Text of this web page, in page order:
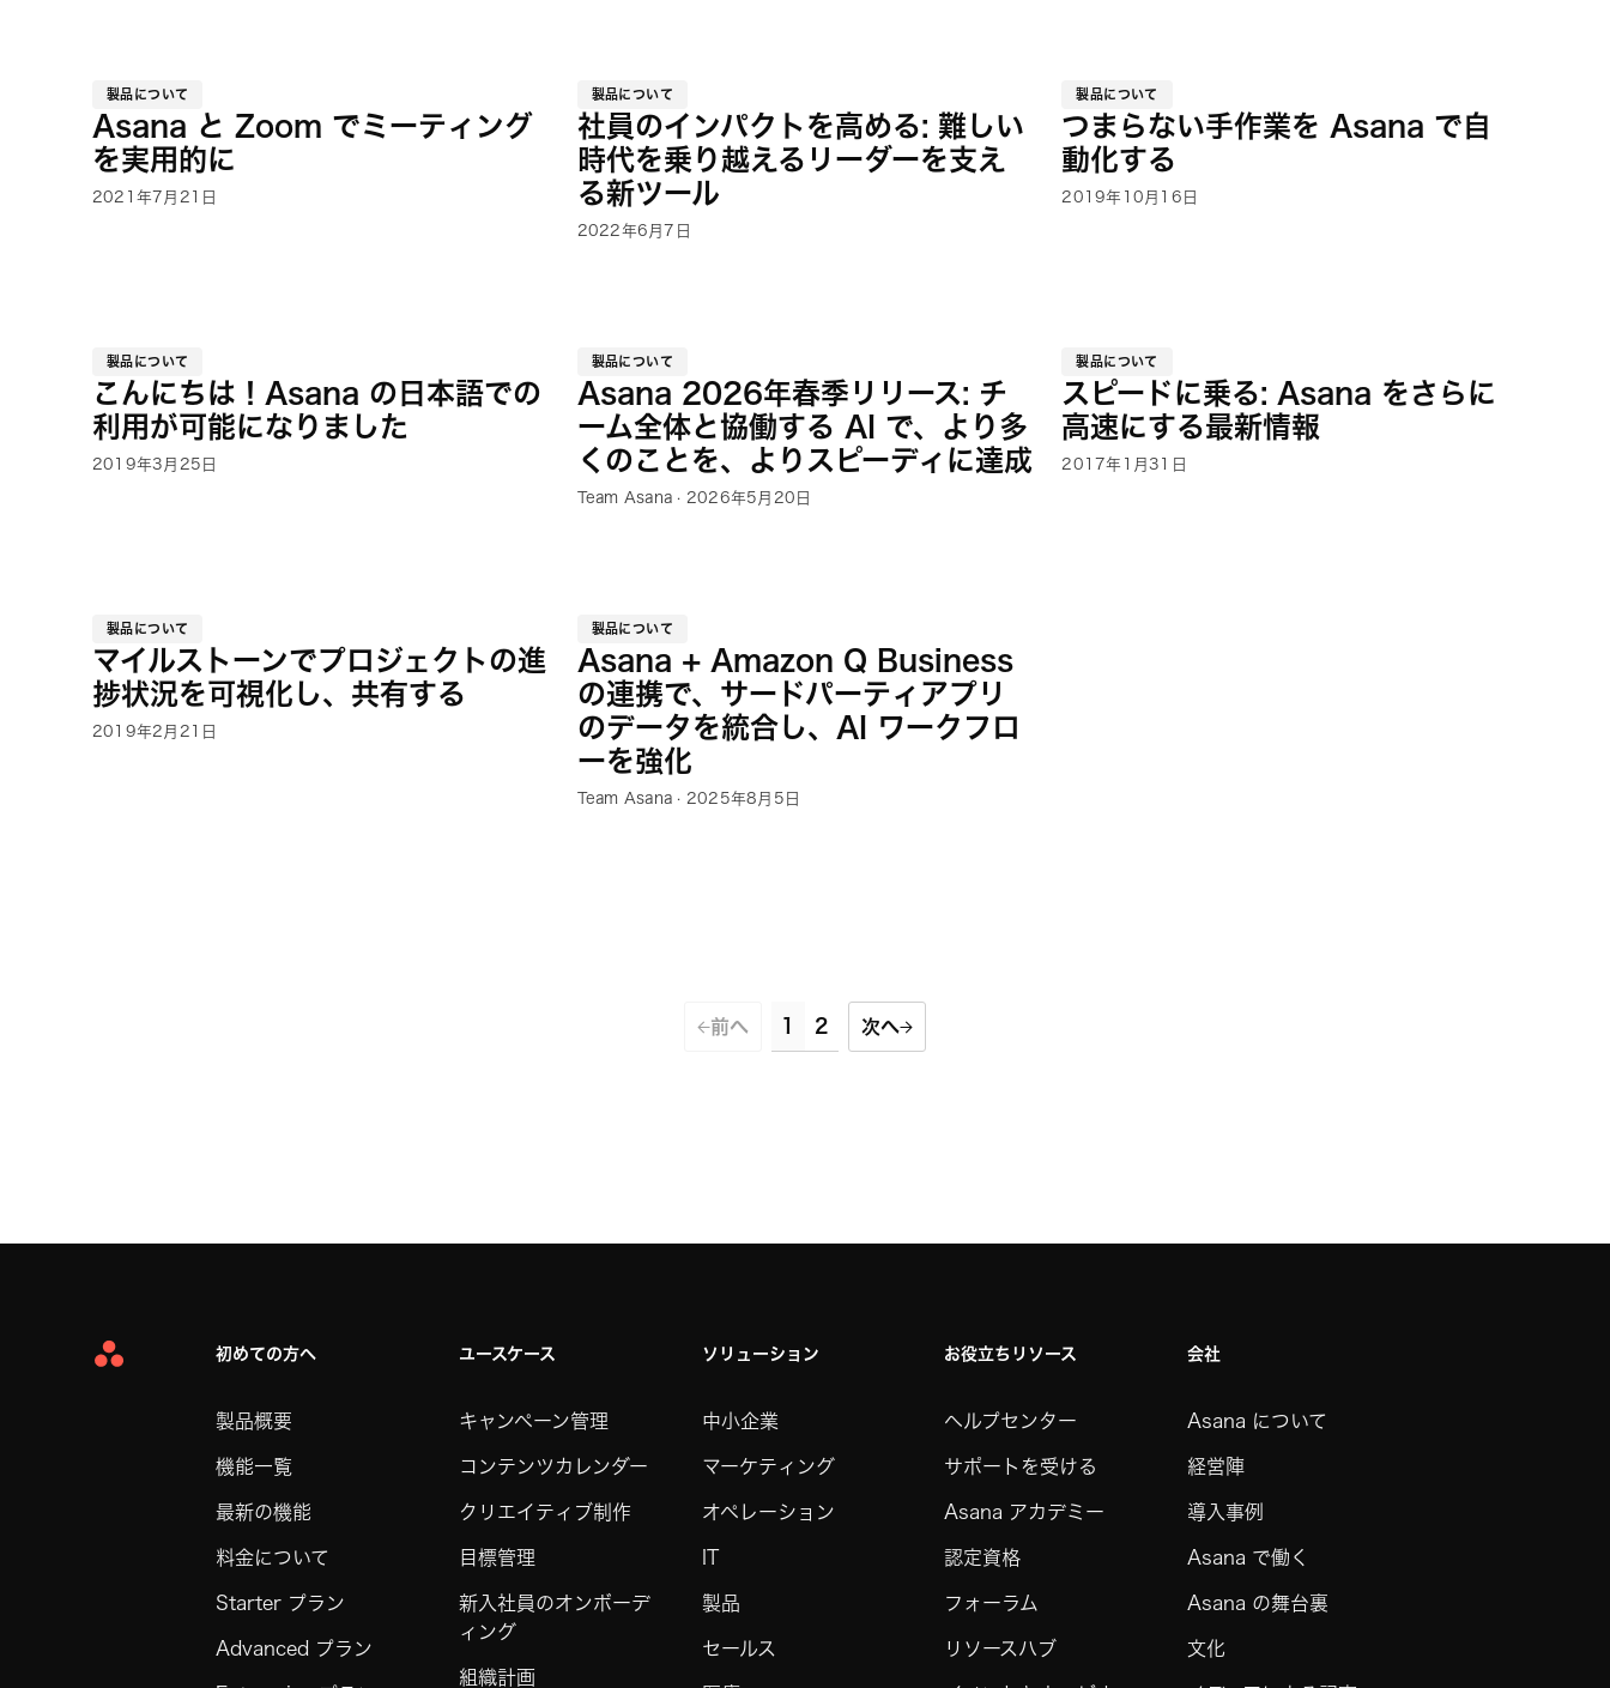
製品について
Asana と Zoom でミーティング
を実用的に
2021年7月21日
製品について
社員のインパクトを高める: 難しい
時代を乗り越えるリーダーを支え
る新ツール
2022年6月7日
製品について
つまらない手作業を Asana で自
動化する
2019年10月16日
製品について
こんにちは！Asana の日本語での
利用が可能になりました
2019年3月25日
製品について
Asana 2026年春季リリース: チ
ーム全体と協働する AI で、より多
くのことを、よりスピーディに達成
Team Asana · 2026年5月20日
製品について
スピードに乗る: Asana をさらに
高速にする最新情報
2017年1月31日
製品について
マイルストーンでプロジェクトの進
捗状況を可視化し、共有する
2019年2月21日
製品について
Asana + Amazon Q Business
の連携で、サードパーティアプリ
のデータを統合し、AI ワークフロ
ーを強化
Team Asana · 2025年8月5日
前へ 1 2 次へ
Asana
初めての方へ
製品概要
機能一覧
最新の機能
料金について
Starter プラン
Advanced プラン
ユースケース
キャンペーン管理
コンテンツカレンダー
クリエイティブ制作
目標管理
新入社員のオンボーデ
ィング
組織計画
ソリューション
中小企業
マーケティング
オペレーション
IT
製品
セールス
お役立ちリソース
ヘルプセンター
サポートを受ける
Asana アカデミー
認定資格
フォーラム
リソースハブ
会社
Asana について
経営陣
導入事例
Asana で働く
Asana の舞台裏
文化